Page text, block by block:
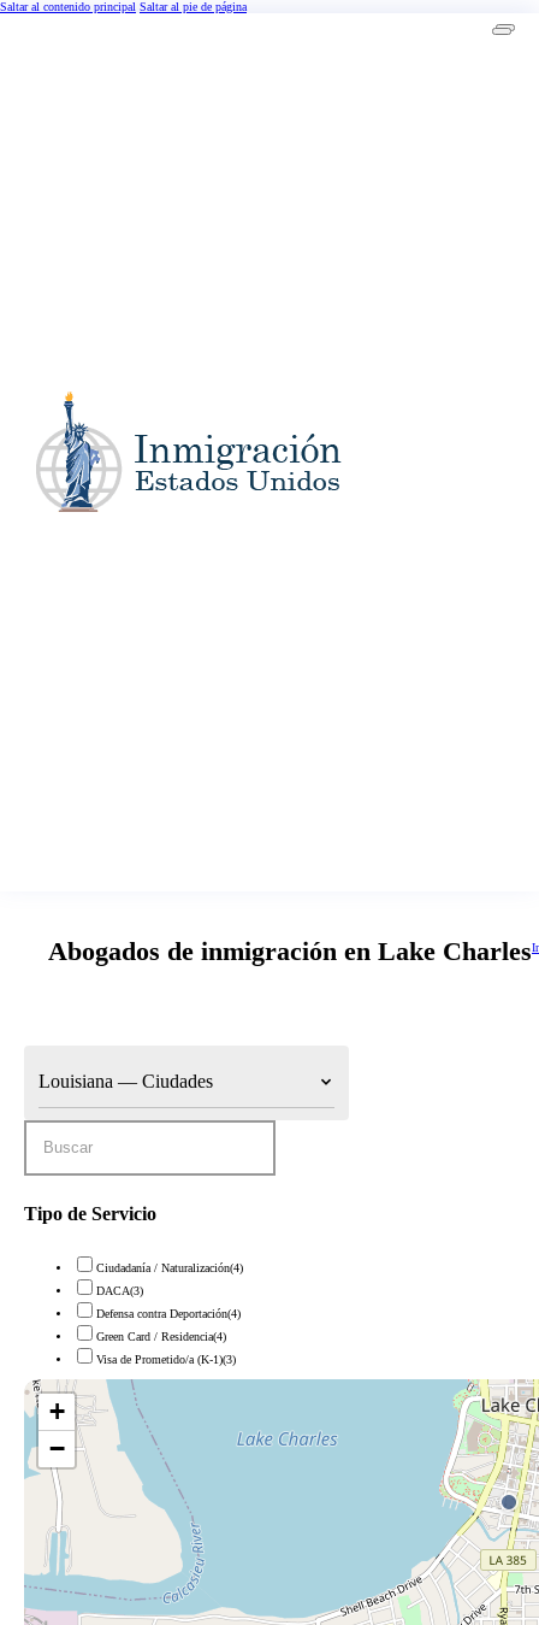
Saltar al contenido principal Saltar al pie de página
Abogados de inmigración en Lake Charles
Louisiana — Ciudades
Tipo de Servicio
Ciudadanía / Naturalización(4)
DACA(3)
Defensa contra Deportación(4)
Green Card / Residencia(4)
Visa de Prometido/a (K-1)(3)
+
−